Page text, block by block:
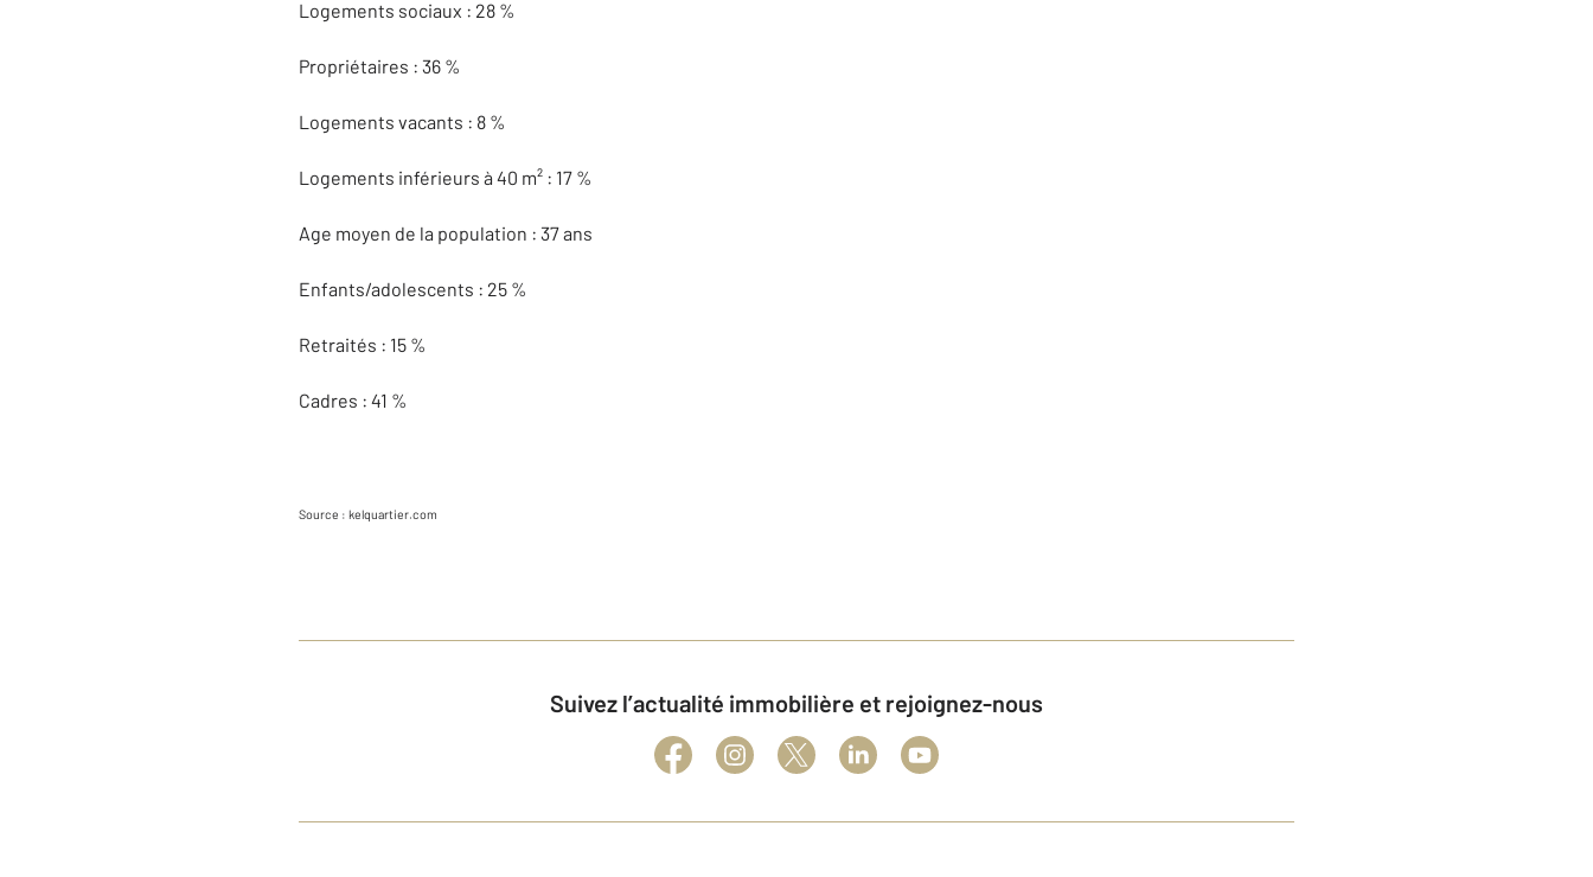
Logements sociaux : 28 %
Propriétaires : 36 %
Logements vacants : 8 %
Logements inférieurs à 40 m² : 17 %
Age moyen de la population : 37 ans
Enfants/adolescents : 25 %
Retraités : 15 %
Cadres : 41 %
Source : kelquartier.com
Suivez l’actualité immobilière et rejoignez-nous